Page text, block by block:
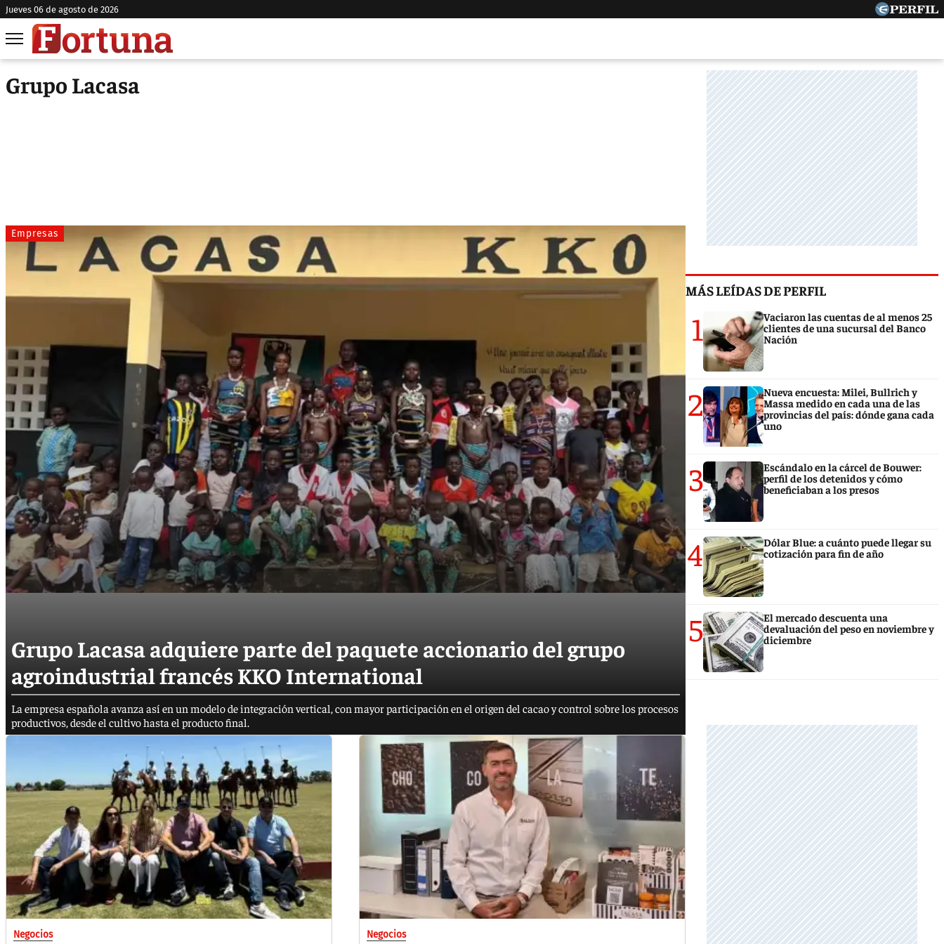
jueves 06 de agosto de 2026
Grupo Lacasa
Empresas
Grupo Lacasa adquiere parte del paquete accionario del grupo
agroindustrial francés KKO International
La empresa española avanza así en un modelo de integración vertical, con mayor participación en el origen del cacao y control sobre los procesos
productivos, desde el cultivo hasta el producto final.
Negocios Negocios
MÁS LEÍDAS DE PERFIL
1
Vaciaron las cuentas de al menos 25
clientes de una sucursal del Banco
Nación
2
Nueva encuesta: Milei, Bullrich y
Massa medido en cada una de las
provincias del país: dónde gana cada
uno
3
Escándalo en la cárcel de Bouwer:
perfil de los detenidos y cómo
beneficiaban a los presos
4
Dólar Blue: a cuánto puede llegar su
cotización para fin de año
5
El mercado descuenta una
devaluación del peso en noviembre y
diciembre